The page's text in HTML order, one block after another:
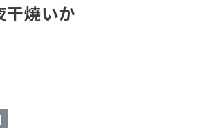
干焼いか